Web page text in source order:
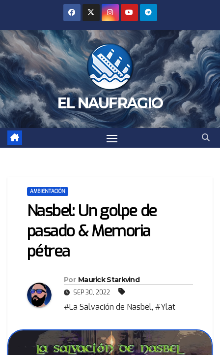
contenido
EL NAUFRAGIO
AMBIENTACIÓN
Nasbel: Un golpe de
pasado & Memoria
pétrea
Por Maurick Starkvind
SEP 30, 2022
#La Salvación de Nasbel, #Ylat